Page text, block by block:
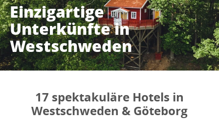
Einzigartige
Unterkünfte in
Westschweden
17 spektakuläre Hotels in
Westschweden & Göteborg